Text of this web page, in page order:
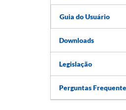
Guia do Usuário
Downloads
Legislação
Perguntas